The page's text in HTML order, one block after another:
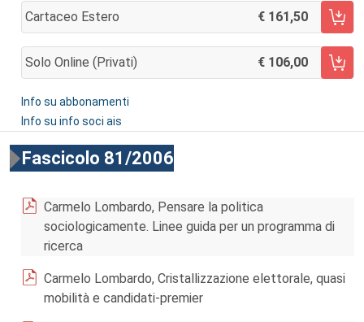
Cartaceo Estero 161,50
AGGIUNGI AL CARRELLO
Solo Online (privati) 106,00
AGGIUNGI AL CARRELLO
Info su abbonamenti
Info su info soci ais
Fascicolo 81/2006
Carmelo Lombardo, Pensare la politica
sociologicamente. Linee guida per un programma di
ricerca
Carmelo Lombardo, Cristallizzazione elettorale, quasi
mobilità e candidati-premier